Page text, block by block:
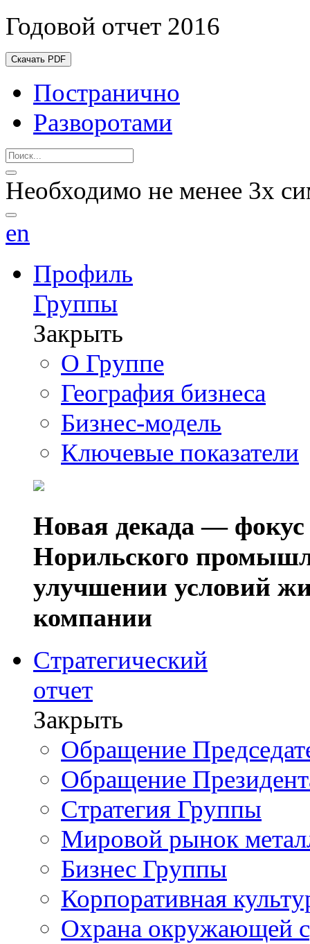
Годовой отчет 2016
Скачать PDF
Постранично
Разворотами
Необходимо не менее 3х
en
Профиль
Группы
Закрыть
О Группе
География бизнеса
Бизнес-модель
Ключевые показатели
Новая декада — фокус
Норильского
улучшении условий
компании
Стратегический
отчет
Закрыть
Обращение
Обращение
Стратегия Группы
Мировой рынок
Бизнес Группы
Корпоративная
Охрана окружающей